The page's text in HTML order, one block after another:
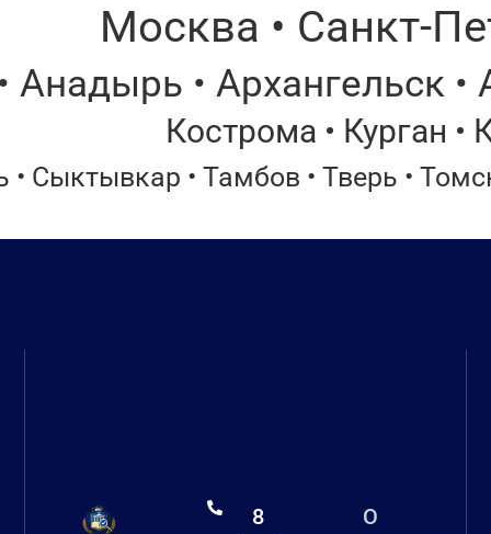
Москва • Санкт-
Анадырь • Архангельск
Кострома • Курган •
• Сыктывкар • Тамбов • Тверь •
8
О